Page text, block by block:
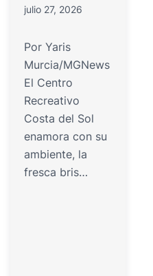
julio 27, 2026
Por Yaris
Murcia/MGNews
El Centro
Recreativo
Costa del Sol
enamora con su
ambiente, la
fresca bris…